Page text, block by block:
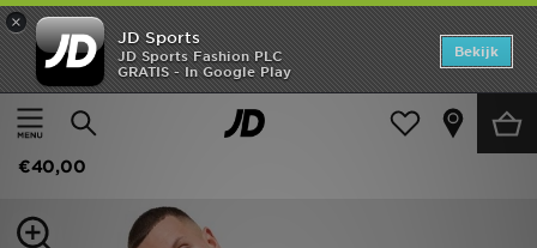
×
JD Sports
JD Sports Fashion PLC
GRATIS - In Google Play
Bekijk
Thuis
Heren Herenkleding
adidas Originals Colour Block Cali T-Shirt
€40,00
Home
Offers